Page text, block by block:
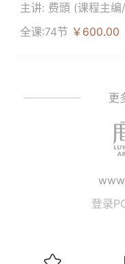
主讲: 费頭 (课程主编
全课:74节 ￥600.00
更
登录